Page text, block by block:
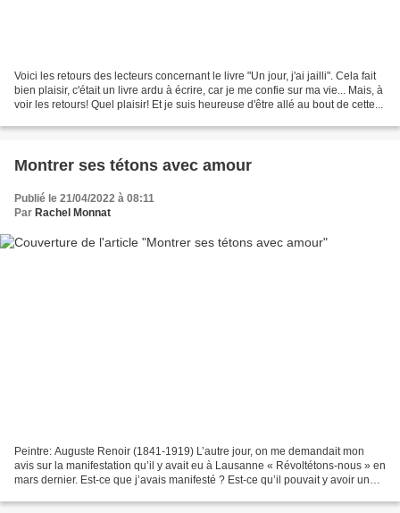
Voici les retours des lecteurs concernant le livre "Un jour, j'ai jailli". Cela fait
bien plaisir, c'était un livre ardu à écrire, car je me confie sur ma vie... Mais, à
voir les retours! Quel plaisir! Et je suis heureuse d'être allé au bout de cette...
Montrer ses tétons avec amour
Publié le 21/04/2022 à 08:11
Par Rachel Monnat
Peintre: Auguste Renoir (1841-1919) L’autre jour, on me demandait mon
avis sur la manifestation qu’il y avait eu à Lausanne « Révoltétons-nous » en
mars dernier. Est-ce que j’avais manifesté ? Est-ce qu’il pouvait y avoir une